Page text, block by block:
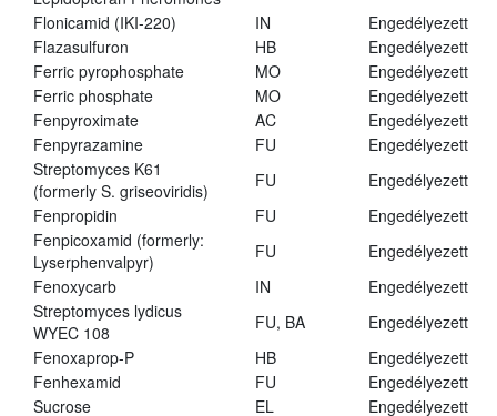
Flonicamid (IKI-220)
IN
Engedélyezett
Flazasulfuron
HB
Engedélyezett
Ferric pyrophosphate
MO
Engedélyezett
Ferric phosphate
MO
Engedélyezett
Fenpyroximate
AC
Engedélyezett
Fenpyrazamine
FU
Engedélyezett
Streptomyces K61
(formerly S. griseoviridis)
FU
Engedélyezett
Fenpropidin
FU
Engedélyezett
Fenpicoxamid (formerly:
Lyserphenvalpyr)
FU
Engedélyezett
Fenoxycarb
IN
Engedélyezett
Streptomyces lydicus
WYEC 108
FU, BA
Engedélyezett
Fenoxaprop-P
HB
Engedélyezett
Fenhexamid
FU
Engedélyezett
Sucrose
EL
Engedélyezett